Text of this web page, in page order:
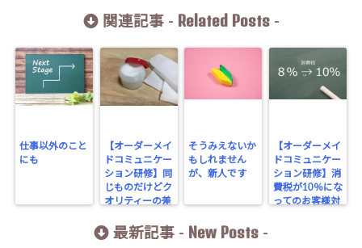
関連記事 - Related Posts-
仕事以外のこと
にも
【オーダーメイ
ドコミュニケー
ション研修】同
じものだけどク
オリティーの差
そうみえないか
もしれません
が、新人です
【オーダーメイ
ドコミュニケー
ション研修】消
費税が10％にな
ってのお客様対
最新記事 - New Posts -